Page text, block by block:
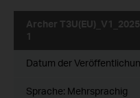
Archer
1
Datum der
Sprache: Mehrsprachig